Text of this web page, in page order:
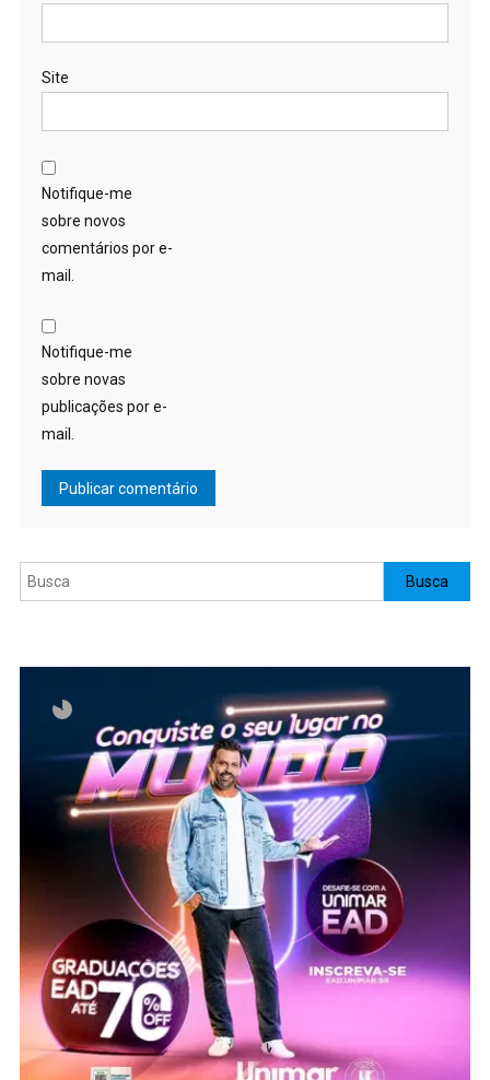
Site
Notifique-me
sobre novos
comentários por e-
mail.
Notifique-me
sobre novas
publicações por e-
mail.
Pesquisar Busca